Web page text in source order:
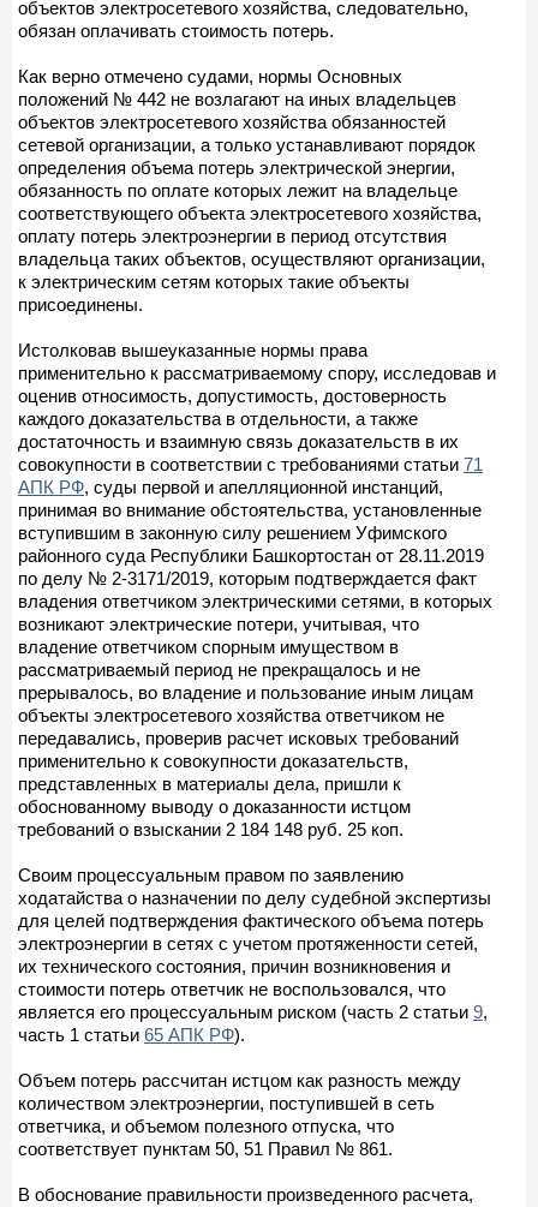
объектов электросетевого хозяйства, следовательно,
обязан оплачивать стоимость потерь.
Как верно отмечено судами, нормы Основных
положений № 442 не возлагают на иных владельцев
объектов электросетевого хозяйства обязанностей
сетевой организации, а только устанавливают порядок
определения объема потерь электрической энергии,
обязанность по оплате которых лежит на владельце
соответствующего объекта электросетевого хозяйства,
оплату потерь электроэнергии в период отсутствия
владельца таких объектов, осуществляют организации,
к электрическим сетям которых такие объекты
присоединены.
Истолковав вышеуказанные нормы права
применительно к рассматриваемому спору, исследовав и
оценив относимость, допустимость, достоверность
каждого доказательства в отдельности, а также
достаточность и взаимную связь доказательств в их
совокупности в соответствии с требованиями статьи 71
АПК РФ, суды первой и апелляционной инстанций,
принимая во внимание обстоятельства, установленные
вступившим в законную силу решением Уфимского
районного суда Республики Башкортостан от 28.11.2019
по делу № 2-3171/2019, которым подтверждается факт
владения ответчиком электрическими сетями, в которых
возникают электрические потери, учитывая, что
владение ответчиком спорным имуществом в
рассматриваемый период не прекращалось и не
прерывалось, во владение и пользование иным лицам
объекты электросетевого хозяйства ответчиком не
передавались, проверив расчет исковых требований
применительно к совокупности доказательств,
представленных в материалы дела, пришли к
обоснованному выводу о доказанности истцом
требований о взыскании 2 184 148 руб. 25 коп.
Своим процессуальным правом по заявлению
ходатайства о назначении по делу судебной экспертизы
для целей подтверждения фактического объема потерь
электроэнергии в сетях с учетом протяженности сетей,
их технического состояния, причин возникновения и
стоимости потерь ответчик не воспользовался, что
является его процессуальным риском (часть 2 статьи 9,
часть 1 статьи 65 АПК РФ).
Объем потерь рассчитан истцом как разность между
количеством электроэнергии, поступившей в сеть
ответчика, и объемом полезного отпуска, что
соответствует пунктам 50, 51 Правил № 861.
В обоснование правильности произведенного расчета,